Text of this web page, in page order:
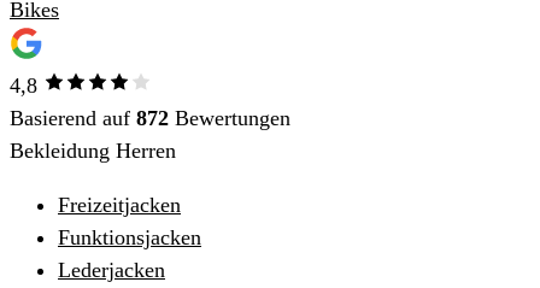
4,8
Basierend auf 872 Bewertungen
Bekleidung Herren
Freizeitjacken
Funktionsjacken
Lederjacken